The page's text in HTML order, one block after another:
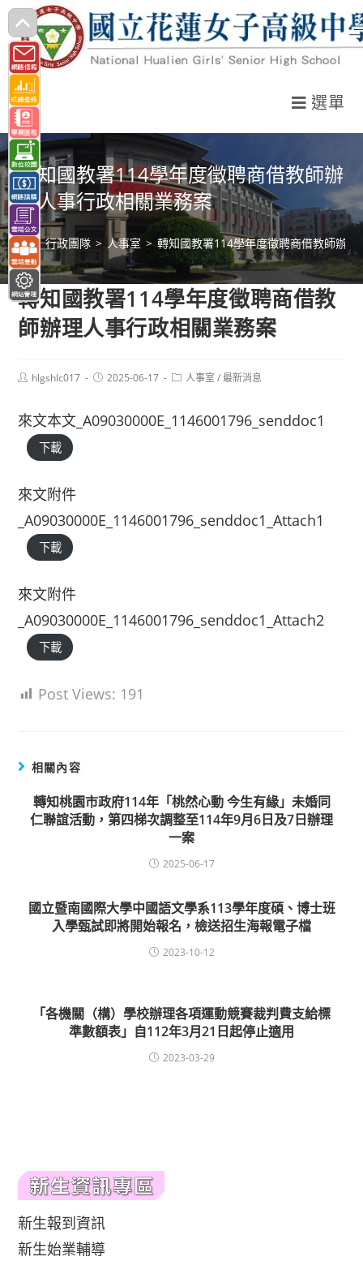
跳
轉
至
主
要
內
容
選單
轉知國教署114學年度徵聘商借教師辦
理人事行政相關業務案
> 行政團隊 > 人事室 > 轉知國教署114學年度徵聘商借教師辦
轉知國教署114學年度徵聘商借教
師辦理人事行政相關業務案
Posthlgshlc017
Post2025-06-17
Post人事室 / 最新消息
來文本文_A09030000E_1146001796_senddoc1
下載
來文附件
_A09030000E_1146001796_senddoc1_Attach1
下載
來文附件
_A09030000E_1146001796_senddoc1_Attach2
下載
Post Views: 191
相關內容
轉知桃園市政府114年「桃然心動 今生有緣」未婚同
仁聯誼活動，第四梯次調整至114年9月6日及7日辦理
一案
2025-06-17
國立暨南國際大學中國語文學系113學年度碩、博士班
入學甄試即將開始報名，檢送招生海報電子檔
2023-10-12
「各機關（構）學校辦理各項運動競賽裁判費支給標
準數額表」自112年3月21日起停止適用
2023-03-29
新生報到資訊
新生始業輔導